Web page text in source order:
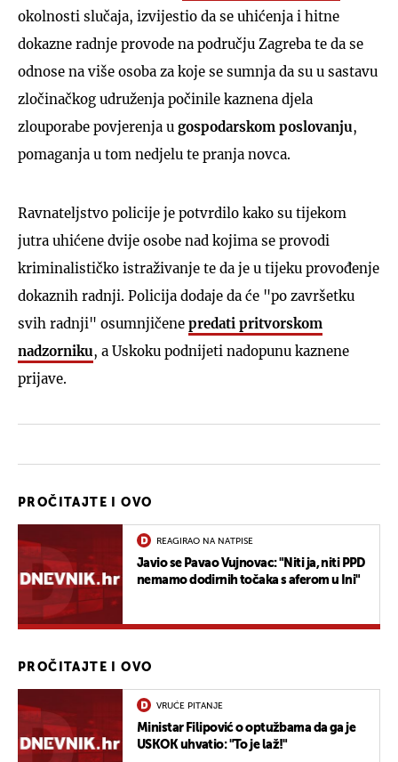
okolnosti slučaja, izvijestio da se uhićenja i hitne
dokazne radnje provode na području Zagreba te da se
odnose na više osoba za koje se sumnja da su u sastavu
zločinačkog udruženja počinile kaznena djela
zlouporabe povjerenja u gospodarskom poslovanju,
pomaganja u tom nedjelu te pranja novca.
Ravnateljstvo policije je potvrdilo kako su tijekom
jutra uhićene dvije osobe nad kojima se provodi
kriminalističko istraživanje te da je u tijeku provođenje
dokaznih radnji. Policija dodaje da će "po završetku
svih radnji" osumnjičene predati pritvorskom
nadzorniku, a Uskoku podnijeti nadopunu kaznene
prijave.
PROČITAJTE I OVO
REAGIRAO NA NATPISE
Javio se Pavao Vujnovac: "Niti ja, niti PPD
nemamo dodirnih točaka s aferom u Ini"
PROČITAJTE I OVO
VRUĆE PITANJE
Ministar Filipović o optužbama da ga je
USKOK uhvatio: "To je laž!"